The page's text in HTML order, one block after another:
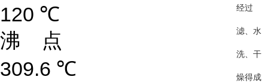
120 ℃
沸 点
309.6 ℃
经过
滤、水
洗、干
燥得成